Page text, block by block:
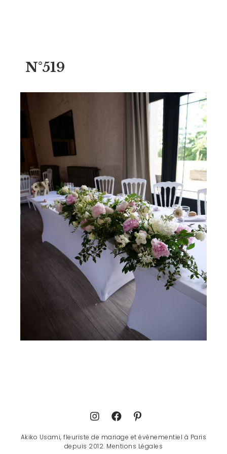
N°519
Akiko Usami, fleuriste de mariage et évènementiel à Paris
depuis 2012. Mentions Légales